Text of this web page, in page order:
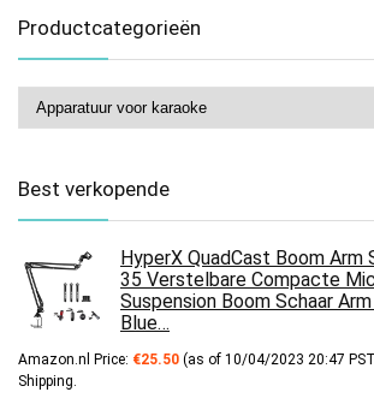
Productcategorieën
Best verkopende
HyperX QuadCast Boom Arm
35 Verstelbare Compacte
Suspension Boom Schaar
Blue…
Amazon.nl Price: €25.50 (as of 10/04/2023 20:47
Shipping.